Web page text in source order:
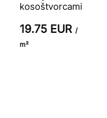
kosoštvorcami
19.75 EUR /
m²